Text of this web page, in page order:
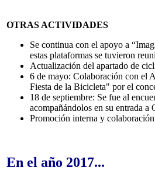
OTRAS ACTIVIDADES
Se continua con el apoyo a
estas plataformas se tuvieron
Actualización del apartado de
6 de mayo: Colaboración con el
Fiesta de la Bicicleta" por el
18 de septiembre: Se fue al
acompañándolos en su entrada a
Promoción interna y
En el año 2017...